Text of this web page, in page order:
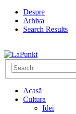
Despre
Arhiva
Search Results
Acasă
Cultura
Idei